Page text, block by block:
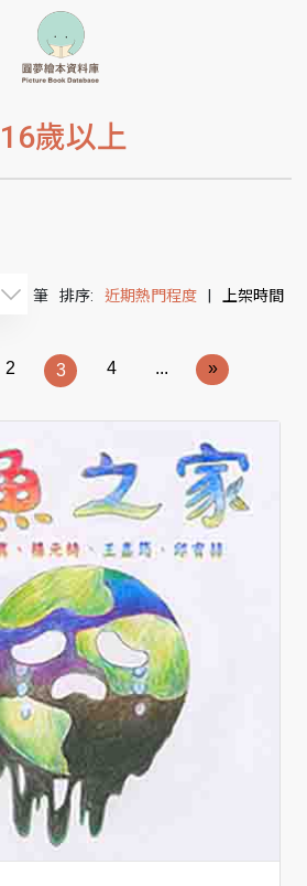
16歲以上
筆 排序: 近期熱門程度 上架時間
2 3 4 ... »